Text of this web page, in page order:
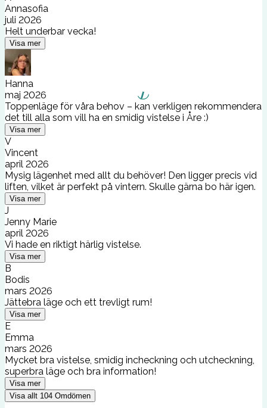
Annasofia
juli 2026
Helt underbar vecka!
Visa mer
Hanna
maj 2026
Toppenläge för våra behov – kan verkligen rekommendera
det till alla som vill ha en smidig vistelse i Åre :)
Visa mer
V
Vincent
april 2026
Mysig lägenhet med allt du behöver! Den ligger precis vid
liften, vilket är perfekt på vintern. Skulle gärna bo här igen.
Visa mer
J
Jenny Marie
april 2026
Vi hade en riktigt härlig vistelse.
Visa mer
B
Bodis
mars 2026
Jättebra läge och ett trevligt rum!
Visa mer
E
Emma
mars 2026
Mycket bra vistelse, smidig incheckning och utcheckning,
superbra läge och bra information!
Visa mer
Visa allt 104 Omdömen